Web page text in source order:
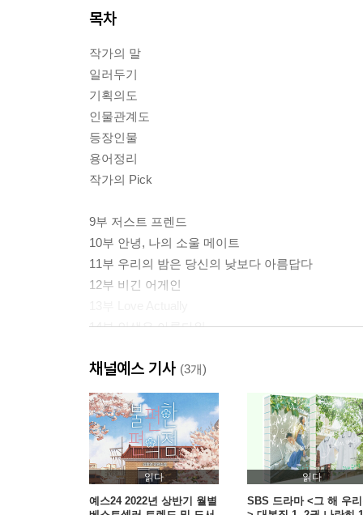
목차
작가의 말
일러두기
기획의도
인물관계도
등장인물
용어정리
작가의 Pick
9부 저스트 프렌드
10부 안녕, 나의 소울 메이트
11부 우리의 밤은 당신의 낮보다 아름답다
12부 비긴 어게인
14부 인생은 아름다워
16부 그 해 우리는
만든사람들
채널예스 기사 (3개)
읽다
예스24 2022년 상반기 월별
읽다
SBS 드라마 <그 해 우